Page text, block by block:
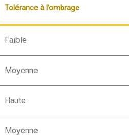
Tolérance à l’ombrage
Faible
Moyenne
Haute
Moyenne